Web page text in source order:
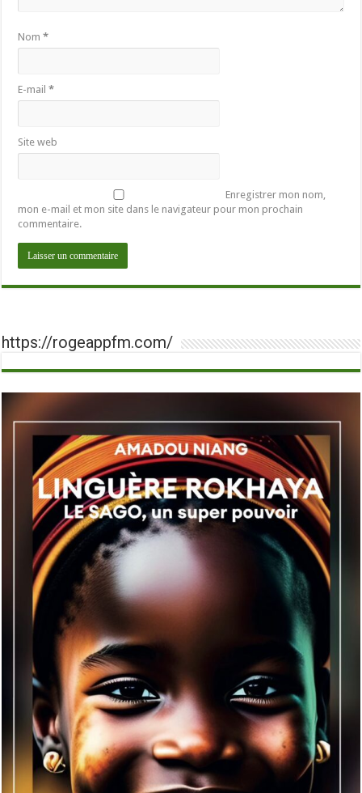
Nom*
E-mail*
Site web
Enregistrer mon nom,
mon e-mail et mon site dans le navigateur pour mon prochain
commentaire.
https://rogeappfm.com/